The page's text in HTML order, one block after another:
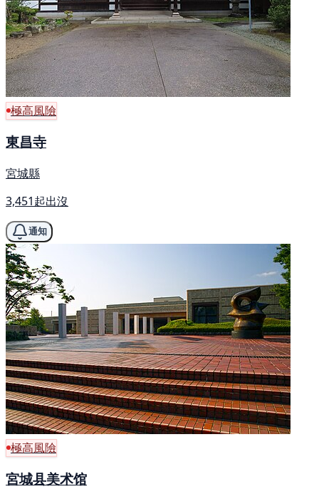
極高風險
東昌寺
宮城縣
3,451起出沒
通知
極高風險
宮城县美术馆